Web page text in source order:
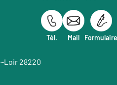
Loir 28220
Tél. Mail Formulaire